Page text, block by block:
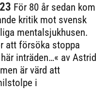
För 80 år sedan kom
kritik mot svensk
mentalsjukhusen.
att försöka stoppa
inträden…« av Astrid
är värd att
i